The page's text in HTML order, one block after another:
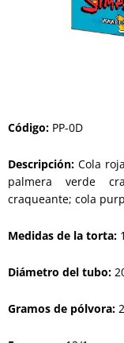
Código: PP-0D
Descripción: Cola
palmera verde
craqueante; cola
Medidas de la torta:
Diámetro del tubo:
Gramos de pólvora: